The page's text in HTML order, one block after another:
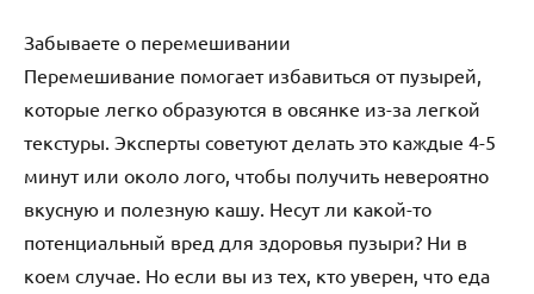
Забываете о перемешивании
Перемешивание помогает избавиться от пузырей,
которые легко образуются в овсянке из-за легкой
текстуры. Эксперты советуют делать это каждые 4-5
минут или около лого, чтобы получить невероятно
вкусную и полезную кашу. Несут ли какой-то
потенциальный вред для здоровья пузыри? Ни в
коем случае. Но если вы из тех, кто уверен, что еда